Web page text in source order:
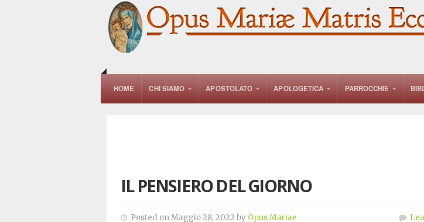
HOME CHI SIAMO APOSTOLATO APOLOGETICA PARROCCHIE
IL PENSIERO DEL GIORNO
Posted on Maggio 28, 2022 by Opus Mariae